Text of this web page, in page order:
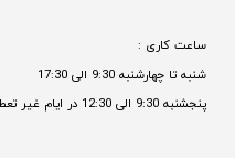
ساعت کاری :
شنبه تا چهارشنبه 9:30 الی 17:30
پنجشنبه 9:30 الی 12:30 در ایام غیر تعطیل